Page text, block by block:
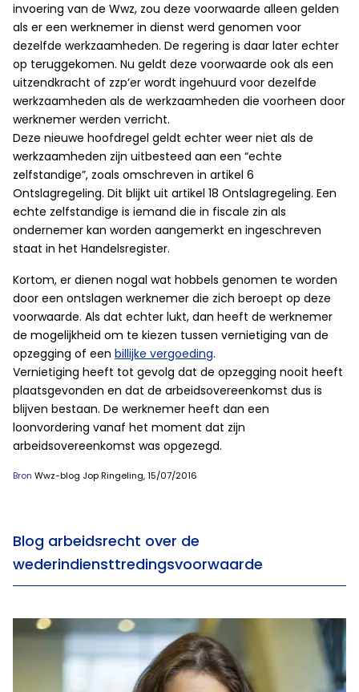
invoering van de Wwz, zou deze voorwaarde alleen gelden
als er een werknemer in dienst werd genomen voor
dezelfde werkzaamheden. De regering is daar later echter
op teruggekomen. Nu geldt deze voorwaarde ook als een
uitzendkracht of zzp’er wordt ingehuurd voor dezelfde
werkzaamheden als de werkzaamheden die voorheen door
werknemer werden verricht.
Deze nieuwe hoofdregel geldt echter weer niet als de
werkzaamheden zijn uitbesteed aan een “echte
zelfstandige”, zoals omschreven in artikel 6
Ontslagregeling. Dit blijkt uit artikel 18 Ontslagregeling. Een
echte zelfstandige is iemand die in fiscale zin als
ondernemer kan worden aangemerkt en ingeschreven
staat in het Handelsregister.
Kortom, er dienen nogal wat hobbels genomen te worden
door een ontslagen werknemer die zich beroept op deze
voorwaarde. Als dat echter lukt, dan heeft de werknemer
de mogelijkheid om te kiezen tussen vernietiging van de
opzegging of een billijke vergoeding.
Vernietiging heeft tot gevolg dat de opzegging nooit heeft
plaatsgevonden en dat de arbeidsovereenkomst dus is
blijven bestaan. De werknemer heeft dan een
loonvordering vanaf het moment dat zijn
arbeidsovereenkomst was opgezegd.
Bron Wwz-blog Jop Ringeling, 15/07/2016
Blog arbeidsrecht over de
wederindiensttredingsvoorwaarde